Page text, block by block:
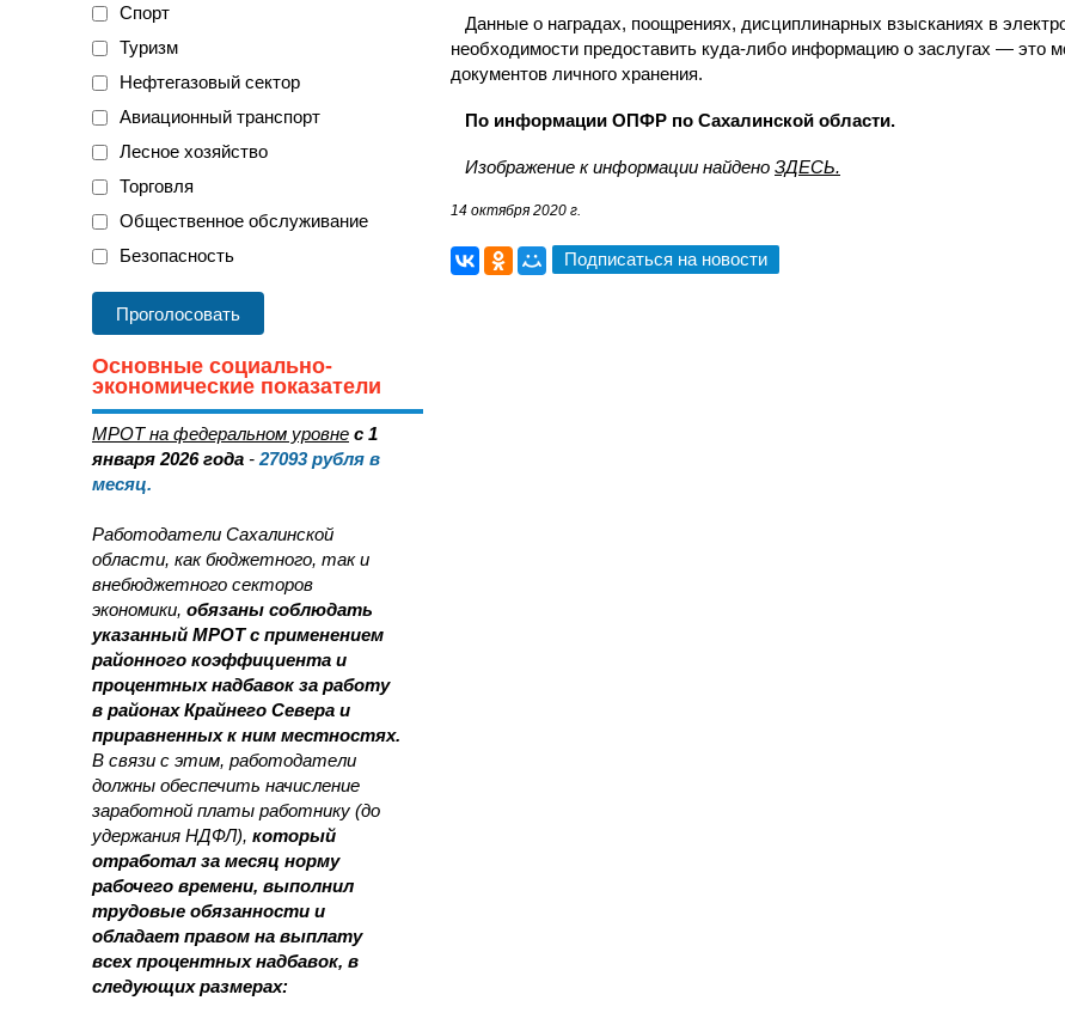
Спорт
Туризм
Нефтегазовый сектор
Авиационный транспорт
Лесное хозяйство
Торговля
Общественное обслуживание
Безопасность
Основные социально-
экономические показатели
МРОТ на федеральном уровне с 1
января 2026 года - 27093рубля в
месяц.
Работодатели Сахалинской
области, как бюджетного, так и
внебюджетного секторов
экономики, обязаны соблюдать
указанный МРОТ с применением
районного коэффициента и
процентных надбавок за работу
в районах Крайнего Севера и
приравненных к ним местностях.
В связи с этим, работодатели
должны обеспечить начисление
заработной платы работнику (до
удержания НДФЛ), который
отработал за месяц норму
рабочего времени, выполнил
трудовые обязанности и
обладает правом на выплату
всех процентных надбавок, в
следующих размерах:
Данные о наградах, поощрениях, дисциплинарных взысканиях в
необходимости предоставить куда-либо информацию о заслугах — это
документов личного хранения.
По информации ОПФР по Сахалинской области.
Изображение к информации найдено ЗДЕСЬ.
14 октября 2020 г.
Подписаться на новости